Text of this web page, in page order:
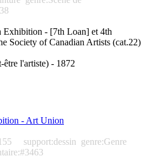
Exhibition - [7th Loan] et 4th
Society of Canadian Artists (cat.22)
être l'artiste) - 1872
- Art Union
support:dessin genre:Genre